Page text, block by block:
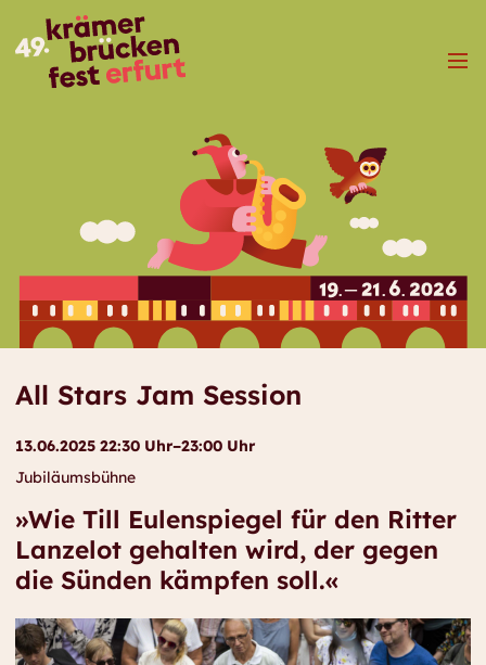
Menü
All Stars Jam Session
13.06.2025 22:30 Uhr–23:00 Uhr
Jubiläumsbühne
»Wie Till Eulenspiegel für den Ritter
Lanzelot gehalten wird, der gegen
die Sünden kämpfen soll.«